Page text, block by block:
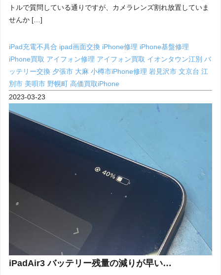
トルで質問している通りですが、カメラレンズ割れ放置していま
せんか […]
iPad充電不具合 ipad画面交換 iPhone修理 iPhone基盤修理
iPhone買取 アイフォン修理 アイフォン買取 イオンタウン江別バ
ッテリー交換 夕張市 大麻小樽市iPhone修理岩見沢市文京台江
別市 美唄市 野幌町高価買取iPhone
2023-03-23
iPadAir3 バッテリー残量の減りが早い…